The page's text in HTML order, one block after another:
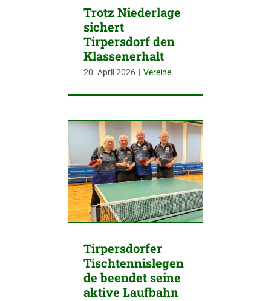
Trotz Niederlage
sichert
Tirpersdorf den
Klassenerhalt
20. April 2026 | Vereine
Tirpersdorfer
Tischtennislegen
de beendet seine
aktive Laufbahn